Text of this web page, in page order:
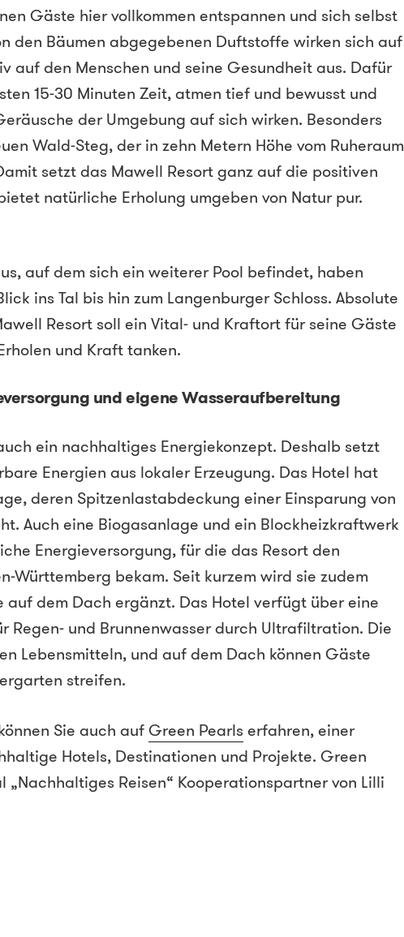
Gäste hier vollkommen entspannen und sich selbst
den Bäumen abgegebenen Duftstoffe wirken sich auf
auf den Menschen und seine Gesundheit aus. Dafür
15-30 Minuten Zeit, atmen tief und bewusst und
der Umgebung auf sich wirken. Besonders
Wald-Steg, der in zehn Metern Höhe vom Ruheraum
setzt das Mawell Resort ganz auf die positiven
natürliche Erholung umgeben von Natur pur.
auf dem sich ein weiterer Pool befindet, haben
ins Tal bis hin zum Langenburger Schloss. Absolute
Resort soll ein Vital- und Kraftort für seine Gäste
und Kraft tanken.
und eigene Wasseraufbereitung
ein nachhaltiges Energiekonzept. Deshalb setzt
Energien aus lokaler Erzeugung. Das Hotel hat
deren Spitzenlastabdeckung einer Einsparung von
Auch eine Biogasanlage und ein Blockheizkraftwerk
Energieversorgung, für die das Resort den
Württemberg bekam. Seit kurzem wird sie zudem
dem Dach ergänzt. Das Hotel verfügt über eine
Regen- und Brunnenwasser durch Ultrafiltration. Die
Lebensmitteln, und auf dem Dach können Gäste
streifen.
Sie auch aufGreen Pearls erfahren, einer
Hotels, Destinationen und Projekte. Green
„Nachhaltiges Reisen“ Kooperationspartner von Lilli